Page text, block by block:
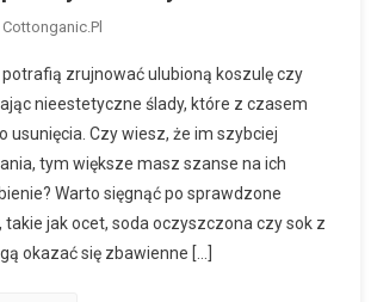
Cottonganic.pl
zrujnować ulubioną koszulę czy
nieestetyczne ślady, które z czasem
usunięcia. Czy wiesz, że im szybciej
tym większe masz szanse na ich
Warto sięgnąć po sprawdzone
jak ocet, soda oczyszczona czy sok z
okazać się zbawienne […]